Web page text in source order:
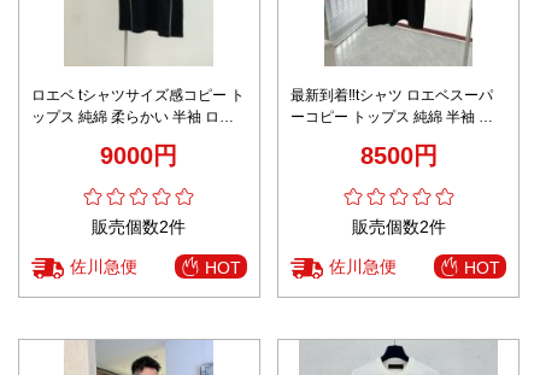
ロエベ tシャツサイズ感コピー ト
ップス 純綿 柔らかい 半袖 ロゴ
9000円
販売個数2件
佐川急便 HOT
最新到着‼tシャツ ロエベスーパ
ーコピー トップス 純綿 半袖 シ
ト ブラック8500円
販売個数2件
佐川急便 HOT